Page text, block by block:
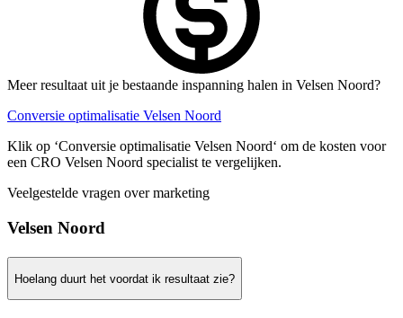
Meer resultaat uit je bestaande inspanning halen in Velsen Noord?
Conversie optimalisatie Velsen Noord
Klik op ‘Conversie optimalisatie Velsen Noord‘ om de kosten voor
een CRO Velsen Noord specialist te vergelijken.
Veelgestelde vragen over marketing
Velsen Noord
Hoelang duurt het voordat ik resultaat zie?